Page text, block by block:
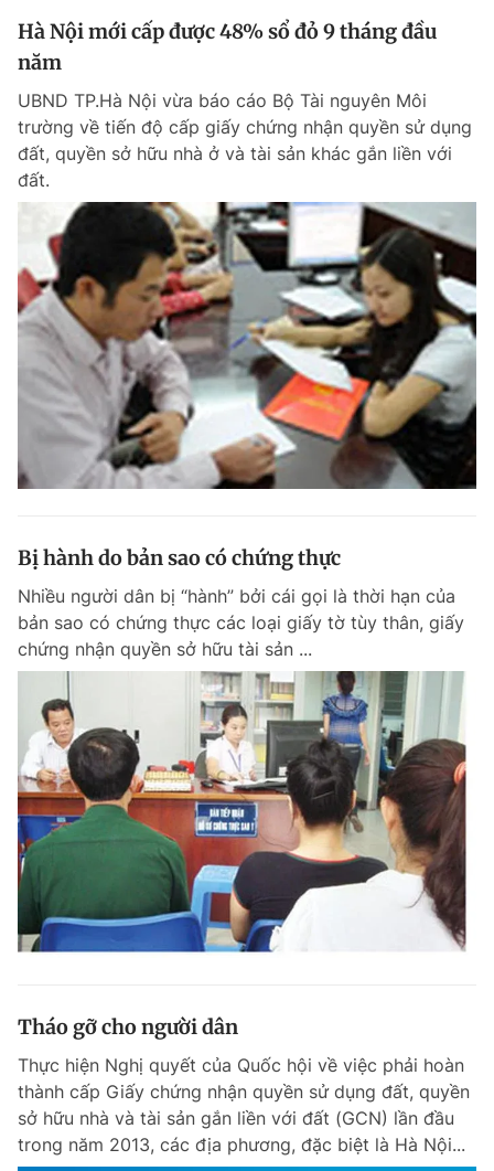
Hà Nội mới cấp được 48% sổ đỏ 9 tháng đầu
năm
UBND TP.Hà Nội vừa báo cáo Bộ Tài nguyên Môi
trường về tiến độ cấp giấy chứng nhận quyền sử dụng
đất, quyền sở hữu nhà ở và tài sản khác gắn liền với
đất.
Bị hành do bản sao có chứng thực
Nhiều người dân bị “hành” bởi cái gọi là thời hạn của
bản sao có chứng thực các loại giấy tờ tùy thân, giấy
chứng nhận quyền sở hữu tài sản ...
Tháo gỡ cho người dân
Thực hiện Nghị quyết của Quốc hội về việc phải hoàn
thành cấp Giấy chứng nhận quyền sử dụng đất, quyền
sở hữu nhà và tài sản gắn liền với đất (GCN) lần đầu
trong năm 2013, các địa phương, đặc biệt là Hà Nội...